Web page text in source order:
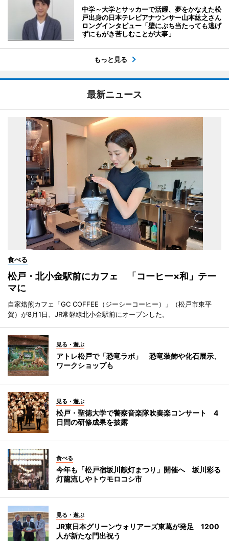
中学～大学とサッカーで活躍、夢をかなえた松
戸出身の日本テレビアナウンサー山本紘之さん
ロングインタビュー「壁にぶち当たっても逃げ
ずにもがき苦しむことが大事」
もっと見る
最新ニュース
食べる
松戸・北小金駅前にカフェ 「コーヒー×和」テー
マに
自家焙煎カフェ「GC COFFEE（ジーシーコーヒー）」（松戸市東平
賀）が8月1日、JR常磐線北小金駅前にオープンした。
見る・遊ぶ
アトレ松戸で「恐竜ラボ」 恐竜装飾や化石展示、
ワークショップも
見る・遊ぶ
松戸・聖徳大学で警察音楽隊吹奏楽コンサート 4
日間の研修成果を披露
食べる
今年も「松戸宿坂川献灯まつり」開催へ 坂川彩る
灯籠流しやトウモロコシ市
見る・遊ぶ
JR東日本グリーンウォリアーズ東葛が発足 1200
人が新たな門出祝う